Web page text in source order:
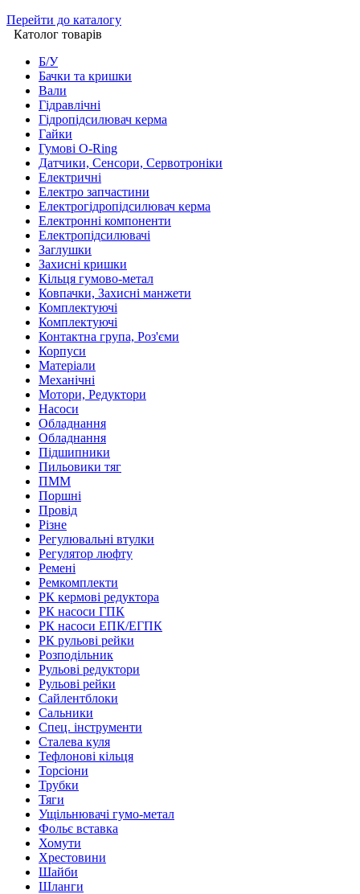
Перейти до каталогу
Католог товарів
Б/У
Бачки та кришки
Вали
Гідравлічні
Гідропідсилювач керма
Гайки
Гумові O-Ring
Датчики, Сенсори, Сервотроніки
Електричні
Електро запчастини
Електрогідропідсилювач керма
Електронні компоненти
Електропідсилювачі
Заглушки
Захисні кришки
Кільця гумово-метал
Ковпачки, Захисні манжети
Комплектуючі
Комплектуючі
Контактна група, Роз'єми
Корпуси
Матеріали
Механічні
Мотори, Редуктори
Насоси
Обладнання
Обладнання
Підшипники
Пильовики тяг
ПММ
Поршні
Провід
Різне
Регулювальні втулки
Регулятор люфту
Ремені
Ремкомплекти
РК кермові редуктора
РК насоси ГПК
РК насоси ЕПК/ЕГПК
РК рульові рейки
Розподільник
Рульові редуктори
Рульові рейки
Сайлентблоки
Сальники
Спец. інструменти
Сталева куля
Тефлонові кільця
Торсіони
Трубки
Тяги
Ущільнювачі гумо-метал
Фольє вставка
Хомути
Хрестовини
Шайби
Шланги